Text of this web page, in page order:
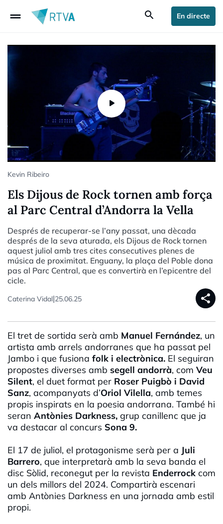
drag_handle search En directe
Kevin Ribeiro
Els Dijous de Rock tornen amb força
al Parc Central d’Andorra la Vella
Després de recuperar-se l’any passat, una dècada
després de la seva aturada, els Dijous de Rock tornen
aquest juliol amb tres cites consecutives plenes de
música de proximitat. Enguany, la plaça del Poble dona
pas al Parc Central, que es convertirà en l’epicentre del
cicle.
Caterina Vidal|25.06.25 share
El tret de sortida serà amb Manuel Fernández, un
artista amb arrels andorranes que ha passat pel
Jambo i que fusiona folk i electrònica. El seguiran
propostes diverses amb segell andorrà, com Veu
Silent, el duet format per Roser Puigbò i David
Sanz, acompanyats d’Oriol Vilella, amb temes
propis inspirats en la poesia andorrana. També hi
seran Antònies Darkness, grup canillenc que ja
va destacar al concurs Sona 9.
El 17 de juliol, el protagonisme serà per a Juli
Barrero, que interpretarà amb la seva banda el
disc Sòlid, reconegut per la revista Enderrock com
un dels millors del 2024. Compartirà escenari
amb Antònies Darkness en una jornada amb estil
propi.